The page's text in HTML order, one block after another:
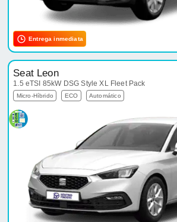
Entrega inmediata
Seat Leon
1.5 eTSI 85kW DSG Style XL Fleet Pack
Micro-Híbrido ECO Automático